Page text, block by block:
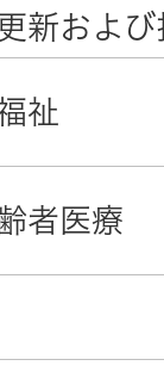
新および
祉
者医療